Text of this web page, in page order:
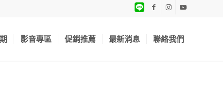
影音專區 促銷推薦 最新消息 聯絡我們